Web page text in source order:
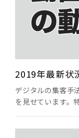
2019年最新状
デジタルの集客手
を見せています。